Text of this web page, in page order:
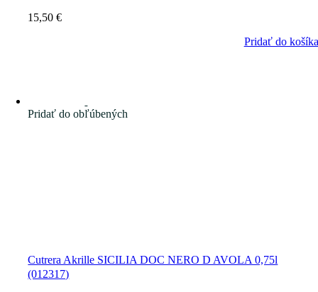
15,50€
Pridať do košíka
Pridať do obľúbených
Cutrera Akrille SICILIA DOC NERO D AVOLA 0,75l
(012317)